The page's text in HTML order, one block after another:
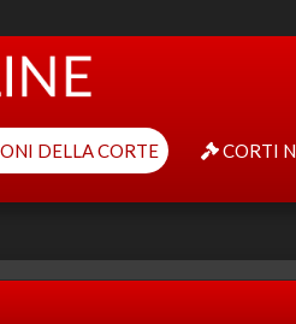
DELLA CORTE CORTI